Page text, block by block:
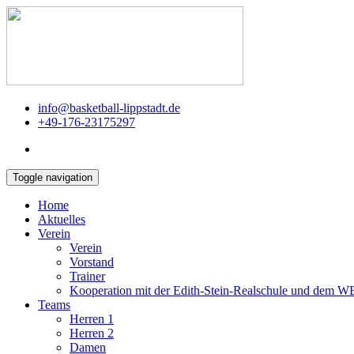
info@basketball-lippstadt.de
+49-176-23175297
Toggle navigation
Home
Aktuelles
Verein
Verein
Vorstand
Trainer
Kooperation mit der Edith-Stein-Realschule und dem
Teams
Herren 1
Herren 2
Damen